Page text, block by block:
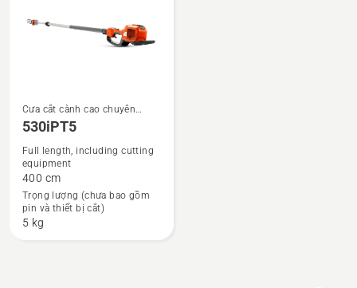
Xem
thêm
chi
tiết
về
530iPT5
Cưa cắt cành cao chuyên
nghiệp
530iPT5
Full length, including cutting
equipment
400 cm
Trọng lượng (chưa bao gồm
pin và thiết bị cắt)
5 kg